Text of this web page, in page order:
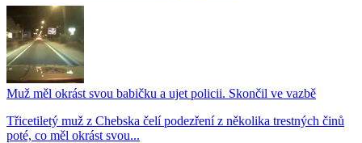
Muž měl okrást svou babičku a ujet policii. Skončil ve vazbě
Třicetiletý muž z Chebska čelí podezření z několika trestných činů
poté, co měl okrást svou...